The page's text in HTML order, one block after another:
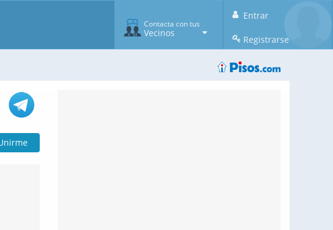
Entrar
Registrarse
Contacta con tus
Vecinos